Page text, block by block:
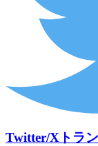
Twitter/Xトラ